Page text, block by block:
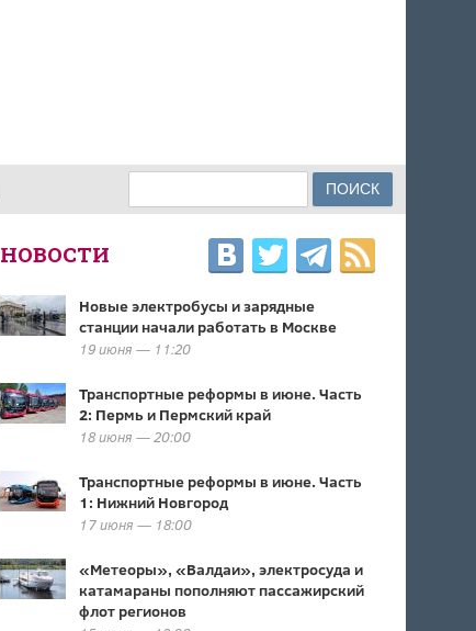
ФОРМА ПОИСКА
НОВОСТИ
Новые электробусы и зарядные
станции начали работать в Москве
19 июня — 11:20
Транспортные реформы в июне. Часть
2: Пермь и Пермский край
18 июня — 20:00
Транспортные реформы в июне. Часть
1: Нижний Новгород
17 июня — 18:00
«Метеоры», «Валдаи», электросуда и
катамараны пополняют пассажирский
флот регионов